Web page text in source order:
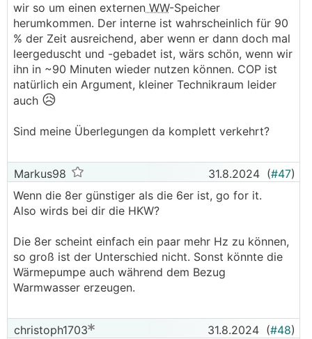
wir so um einen externen WW-Speicher
herumkommen. Der interne ist wahrscheinlich für 90
% der Zeit ausreichend, aber wenn er dann doch mal
leergeduscht und -gebadet ist, wärs schön, wenn wir
ihn in ~90 Minuten wieder nutzen können. COP ist
natürlich ein Argument, kleiner Technikraum leider
auch 😥
Sind meine Überlegungen da komplett verkehrt?
Markus98 31.8.2024 (#47)
Wenn die 8er günstiger als die 6er ist, go for it.
Also wirds bei dir die HKW?
Die 8er scheint einfach ein paar mehr Hz zu können,
so groß ist der Unterschied nicht. Sonst könnte die
Wärmepumpe auch während dem Bezug
Warmwasser erzeugen.
christoph1703 31.8.2024 (#48)